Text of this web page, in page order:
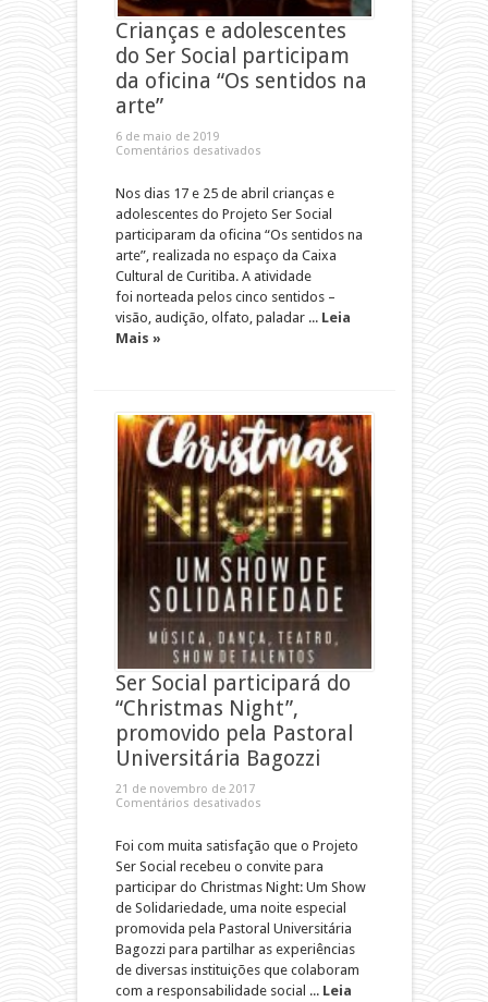
Crianças e adolescentes
do Ser Social participam
da oficina “Os sentidos na
arte”
6 de maio de 2019
Comentários desativados
Nos dias 17 e 25 de abril crianças e
adolescentes do Projeto Ser Social
participaram da oficina “Os sentidos na
arte”, realizada no espaço da Caixa
Cultural de Curitiba. A atividade
foi norteada pelos cinco sentidos –
visão, audição, olfato, paladar ... Leia
Mais »
Ser Social participará do
“Christmas Night”,
promovido pela Pastoral
Universitária Bagozzi
21 de novembro de 2017
Comentários desativados
Foi com muita satisfação que o Projeto
Ser Social recebeu o convite para
participar do Christmas Night: Um Show
de Solidariedade, uma noite especial
promovida pela Pastoral Universitária
Bagozzi para partilhar as experiências
de diversas instituições que colaboram
com a responsabilidade social ... Leia